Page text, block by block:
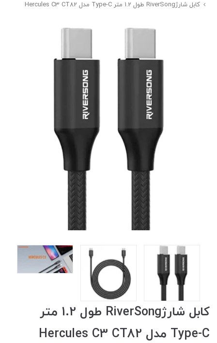
کابل شارژRiverSong طول 1.2 متر Type-C مدل Hercules C3 CT82
کابل شارژRiverSong طول 1.2 متر
Type-C مدل Hercules C3 CT82